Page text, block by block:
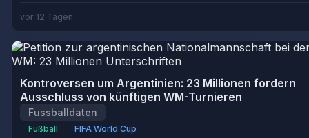
vor 12 Tagen
Kontroversen um Argentinien: 23 Millionen fordern
Ausschluss von künftigen WM-Turnieren
Fussballdaten
Fußball FIFA World Cup